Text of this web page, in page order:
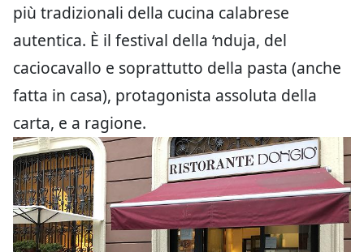
più tradizionali della cucina calabrese
autentica. È il festival della ‘nduja, del
caciocavallo e soprattutto della pasta (anche
fatta in casa), protagonista assoluta della
carta, e a ragione.